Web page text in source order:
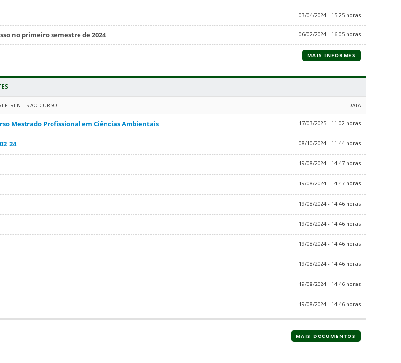
03/04/2024 - 15:25 horas
06/02/2024 - 16:05 horas
no primeiro semestre de 2024
MAIS INFORMES
AO CURSO DATA
Mestrado Profissional em Ciências Ambientais 17/03/2025 - 11:02 horas
08/10/2024 - 11:44 horas
19/08/2024 - 14:47 horas
19/08/2024 - 14:47 horas
19/08/2024 - 14:46 horas
19/08/2024 - 14:46 horas
19/08/2024 - 14:46 horas
19/08/2024 - 14:46 horas
19/08/2024 - 14:46 horas
19/08/2024 - 14:46 horas
MAIS DOCUMENTOS